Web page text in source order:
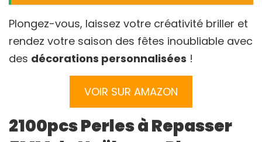
Plongez-vous, laissez votre créativité briller et
rendez votre saison des fêtes inoubliable avec
des décorations personnalisées !
VOIR SUR AMAZON
2100pcs Perles à Repasser